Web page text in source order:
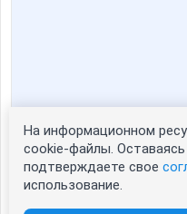
Статистика портрета:
сейчас просматривают
зарегистрированные
На информационном
cookie-файлы. Оставаясь
подтверждаете свое
использование.